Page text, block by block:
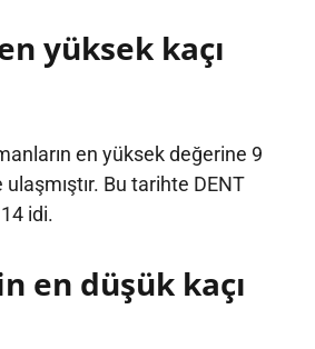
yüksek kaçı
en yüksek değerine 9
Bu tarihte DENT
idi.
en düşük kaçı